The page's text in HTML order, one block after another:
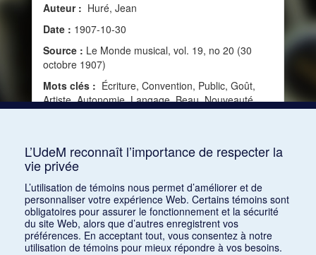
Auteur : Huré, Jean
Date : 1907-10-30
Source : Le Monde musical, vol. 19, no 20 (30
octobre 1907)
Mots clés : Écriture, Convention, Public, Goût,
Artiste, Autonomie, Langage, Beau, Nouveauté,
L’UdeM reconnaît l’importance de respecter la
vie privée
L’utilisation de témoins nous permet d’améliorer et de
personnaliser votre expérience Web. Certains témoins sont
obligatoires pour assurer le fonctionnement et la sécurité
du site Web, alors que d’autres enregistrent vos
préférences. En acceptant tout, vous consentez à notre
utilisation de témoins pour mieux répondre à vos besoins.